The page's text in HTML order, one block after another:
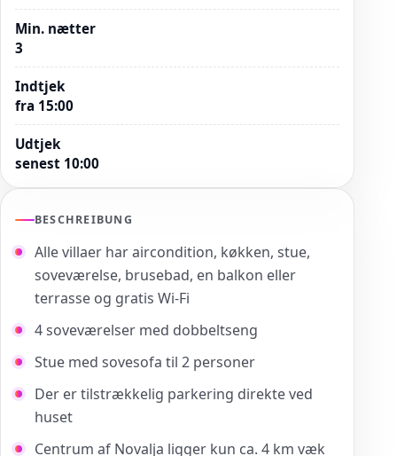
Min. nætter
3
Indtjek
fra 15:00
Udtjek
senest 10:00
BESCHREIBUNG
Alle villaer har aircondition, køkken, stue,
soveværelse, brusebad, en balkon eller
terrasse og gratis Wi-Fi
4 soveværelser med dobbeltseng
Stue med sovesofa til 2 personer
Der er tilstrækkelig parkering direkte ved
huset
Centrum af Novalja ligger kun ca. 4 km væk